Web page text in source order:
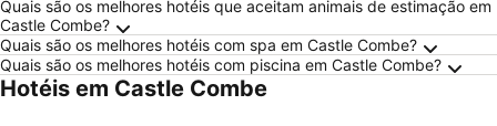
Quais são os melhores hotéis que aceitam animais de estimação em
Castle Combe?
Quais são os melhores hotéis com spa em Castle Combe?
Quais são os melhores hotéis com piscina em Castle Combe?
Hotéis em Castle Combe